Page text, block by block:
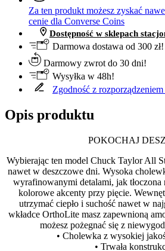
Za ten produkt możesz zyskać
cenie dla Converse Coins
Dostępność w sklepach
Darmowa dostawa od 300 zł!
Darmowy zwrot do 30 dni!
Wysyłka w 48h!
Zgodność z rozporządzeniem
Opis produktu
POKOCHAJ
Wybierając ten model Chuck Taylor All
nawet w deszczowe dni. Wysoka
wyrafinowanymi detalami, jak tłoczona
kolorowe akcenty przy pięcie.
utrzymać ciepło i suchość nawet w
wkładce OrthoLite masz zapewnioną
możesz pożegnać się z
• Cholewka z wysokiej
• Trwała